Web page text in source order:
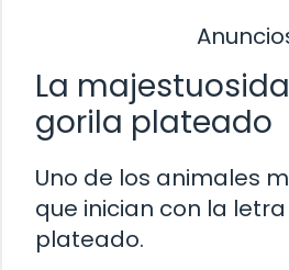
La
gorila plateado
Uno de los animales
que inician con la letra
plateado.